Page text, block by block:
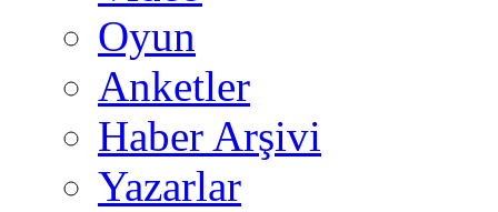
Oyun
Anketler
Haber Arşivi
Yazarlar